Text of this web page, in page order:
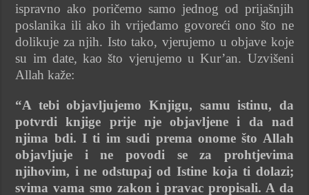
ispravno ako poričemo samo jednog od prijašnjih
poslanika ili ako ih vrijeđamo govoreći ono što ne
dolikuje za njih. Isto tako, vjerujemo u objave koje
su im date, kao što vjerujemo u Kur’an. Uzvišeni
Allah kaže:
“A tebi objavljujemo Knjigu, samu istinu, da
potvrdi knjige prije nje objavljene i da nad
njima bdi. I ti im sudi prema onome što Allah
objavljuje i ne povodi se za prohtjevima
njihovim, i ne odstupaj od Istine koja ti dolazi;
svima vama smo zakon i pravac propisali. A da